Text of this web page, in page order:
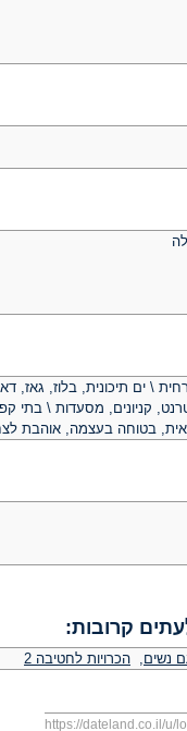
\ ים תיכונית, בלוז, גאז,
קניונים, מסעדות \ בתי
בטוחה בעצמה, אוהבת
קרובות:
נשים, הכרויות לחטיבה 2
https://dateland.co.il/u/